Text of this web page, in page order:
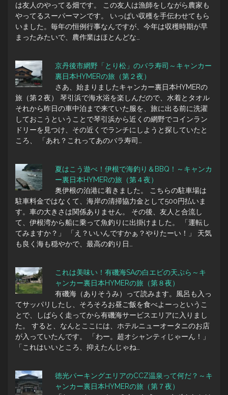
は友人のやってる畑です。 この友人は漁師をしながら農家も
やってるスーパーマンです。 いっぱい収穫を手伝わせてもら
いました。毎年の恒例行事なんですが、今年は収穫時期が早
まったみたいで、農作業はほとんどな…
京丹後市網野「とり松」のバラ寿司～キャンカー
裏日本HYMERの旅（第２夜）
さあ、始まりましたキャンカー裏日本HYMERの
旅（第２夜） 琴引浜で海水浴を楽しんだので、水着とタオル
それから昨日の車中泊まで来ていた服を、旅に出る前に洗濯
しておこうということで琴引浜から近くの網野でコインラン
ドリーを見つけ、その近くでランチにしようと探していたと
ころ、 「あれ？これってあのバラ寿司…
夏はこう遊べ！伊根で海釣り＆BBQ！～キャンカ
ー裏日本HYMERの旅（第４夜）
奥伊根の泊港に着きました。 こちらの駐車場は
駐車料金ではなくて、海岸の清掃協力金として500円払いま
す。車の大きさは関係ありません。 その後、友人と合流し
て、伊根湾から船に乗って魚釣りに出掛けました。 「運転し
てみますか？」 「え？いいんですかぁ？やりたーい！」 天気
も良く海も穏やかで、最高の釣り日…
これは美味い！有磯海SAの白エビの天ぷら～キ
ャンカー裏日本HYMERの旅（第８夜）
有磯海（ありそうみ）って読みます。風呂も入っ
てサッパリしたし、そろそろお昼ご飯を食べよーっというこ
とで、しばらく走ってから有磯海サービスエリアに入りまし
た。 すると、なんとここには、ホテルニューオータニのお店
が入っていたんです。 「わー。超オシャンティじゃーん！」
「これはいいところ、抑えたんじゃね…
徳光パーキングエリアのCCZ温泉って何だ？～キ
ャンカー裏日本HYMERの旅（第７夜）